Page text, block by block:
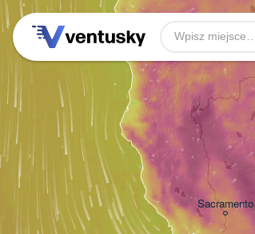
Sacramento